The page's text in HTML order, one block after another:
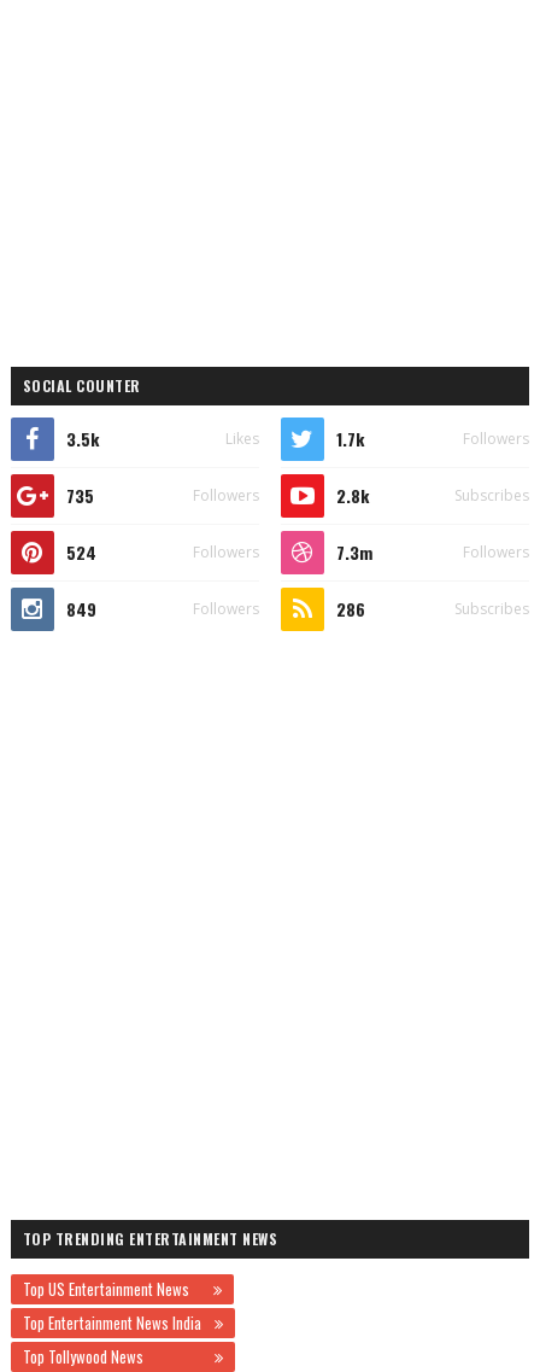
SOCIAL COUNTER
3.5k Likes 1.7k Followers
735 Followers 2.8k Subscribes
524 Followers 7.3m Followers
849 Followers 286 Subscribes
TOP TRENDING ENTERTAINMENT NEWS
Top US Entertainment News
Top Entertainment News India
Top Tollywood News